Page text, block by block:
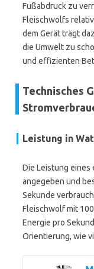
Fußabdruck zu
Fleischwolfs
dem Gerät trägt
die Umwelt zu
und effizienten
Technisches
Leistung in
Die Leistung
angegeben und
Sekunde
Fleischwolf mit
Energie pro
Orientierung, wie